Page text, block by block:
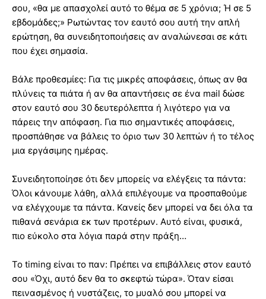
σου, «θα με απασχολεί αυτό το θέμα σε 5 χρόνια; Ή σε 5
εβδομάδες;» Ρωτώντας τον εαυτό σου αυτή την απλή
ερώτηση, θα συνειδητοποιήσεις αν αναλώνεσαι σε κάτι
που έχει σημασία.
Βάλε προθεσμίες: Για τις μικρές αποφάσεις, όπως αν θα
πλύνεις τα πιάτα ή αν θα απαντήσεις σε ένα mail δώσε
στον εαυτό σου 30 δευτερόλεπτα ή λιγότερο για να
πάρεις την απόφαση. Για πιο σημαντικές αποφάσεις,
προσπάθησε να βάλεις το όριο των 30 λεπτών ή το τέλος
μια εργάσιμης ημέρας.
Συνειδητοποίησε ότι δεν μπορείς να ελέγξεις τα πάντα:
Όλοι κάνουμε λάθη, αλλά επιλέγουμε να προσπαθούμε
να ελέγχουμε τα πάντα. Κανείς δεν μπορεί να δει όλα τα
πιθανά σενάρια εκ των προτέρων. Αυτό είναι, φυσικά,
πιο εύκολο στα λόγια παρά στην πράξη…
Το timing είναι το παν: Πρέπει να επιβάλλεις στον εαυτό
σου «Όχι, αυτό δεν θα το σκεφτώ τώρα». Όταν είσαι
πεινασμένος ή νυστάζεις, το μυαλό σου μπορεί να